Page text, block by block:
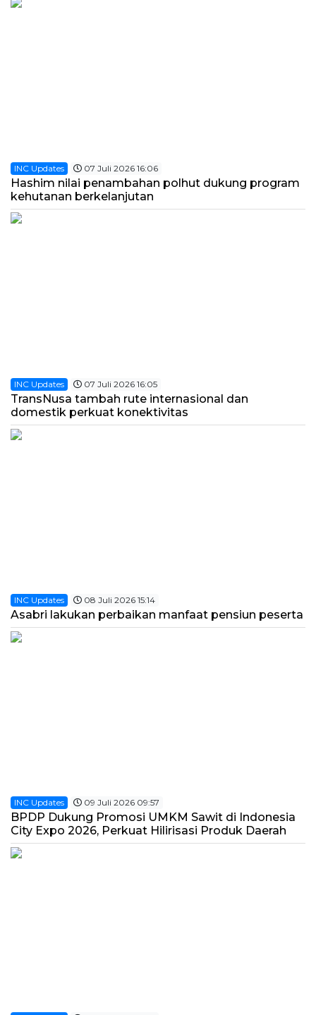
INC Updates 07 Juli 2026 16:06
Hashim nilai penambahan polhut dukung program
kehutanan berkelanjutan
INC Updates 07 Juli 2026 16:05
TransNusa tambah rute internasional dan
domestik perkuat konektivitas
INC Updates 08 Juli 2026 15:14
Asabri lakukan perbaikan manfaat pensiun peserta
INC Updates 09 Juli 2026 09:57
BPDP Dukung Promosi UMKM Sawit di Indonesia
City Expo 2026, Perkuat Hilirisasi Produk Daerah